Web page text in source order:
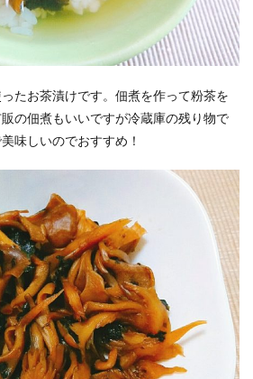
たお茶漬けです。佃煮を作って粉茶を
の佃煮もいいですが冷蔵庫の残り物で
味しいのでおすすめ！